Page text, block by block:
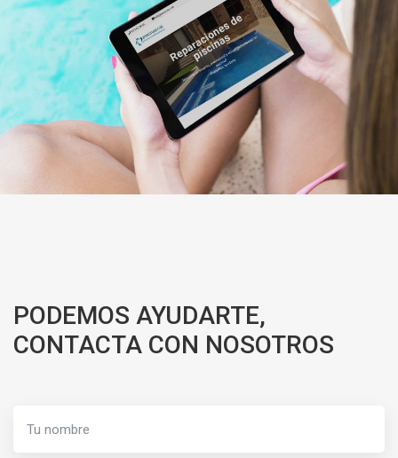
PODEMOS AYUDARTE,
CONTACTA CON NOSOTROS